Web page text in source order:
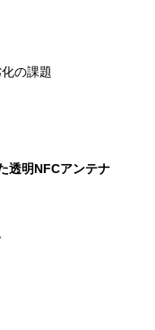
課題
明NFCアンテナ